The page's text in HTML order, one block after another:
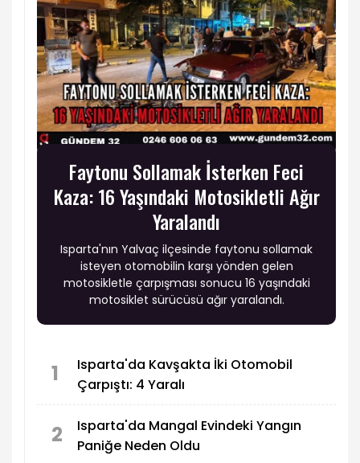
Faytonu Sollamak İsterken Feci
Kaza: 16 Yaşındaki Motosikletli Ağır
Yaralandı
Isparta'nın Yalvaç ilçesinde faytonu sollamak
isteyen otomobilin karşı yönden gelen
motosikletle çarpışması sonucu 16 yaşındaki
motosiklet sürücüsü ağır yaralandı.
1
Isparta'da Kavşakta İki Otomobil
Çarpıştı: 4 Yaralı
2
Isparta'da Mangal Evindeki Yangın
Paniğe Neden Oldu